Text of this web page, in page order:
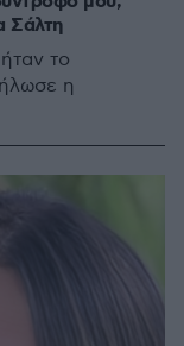
Σάλτη
το
η